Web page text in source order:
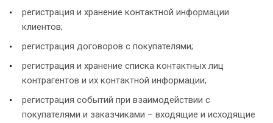
регистрация и хранение контактной информации
клиентов;
регистрация договоров с покупателями;
регистрация и хранение списка контактных лиц
контрагентов и их контактной информации;
регистрация событий при взаимодействии с
покупателями и заказчиками – входящие и исходящие